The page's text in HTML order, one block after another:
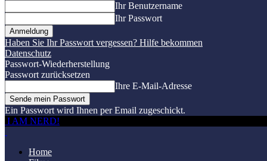
Ihr Benutzername
Ihr Passwort
Haben Sie Ihr Passwort vergessen? Hilfe bekommen
Datenschutz
Passwort-Wiederherstellung
Passwort zurücksetzen
Ihre E-Mail-Adresse
Ein Passwort wird Ihnen per Email zugeschickt.
I AM NERD!
Home